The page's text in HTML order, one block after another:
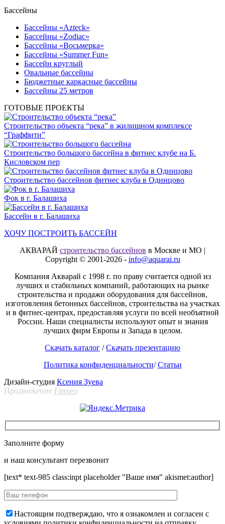
Бассейны
Бассейны «Azteck»
Бассейны «Zodiac»
Бассейны «Восьмерка»
Бассейны «Summer Fun»
Бассейн круглый
Овальные бассейны
Бюджетные каркасные бассейны
Бассейны 25 метров
ГОТОВЫЕ ПРОЕКТЫ
Строительство объекта “река” в жилищном комплексе
“Граффити”
Строительство большого бассейна в фитнес клубе на Б.
Кисловском пер
Строительство бассейнов фитнес клуба в Одинцово
Фок в г. Балашиха
Бассейн в г. Балашиха
ХОЧУ ПОСТРОИТЬ БАССЕЙН
АКВАРАЙ строительство бассейнов в Москве и МО |
Copyright © 2001-2026 - info@aquarai.ru
Компания Акварай с 1998 г. по праву считается одной из
лучших и стабильных компаний, работающих на рынке
строительства и продажи оборудования для бассейнов,
изготовления бетонных бассейнов, строительства на участках
и в фитнес-центрах, предоставляя услуги по всей необъятной
России. Наши специалисты используют опыт и знания
лучших фирм Европы и Запада в целом.
Скачать каталог / Скачать презентацию
Политика конфиденциальности/Статьи
Дизайн-студия Ксения Зуева
Продвижение Fireseo
Заполните форму
и наш консультант перезвонит
[text* text-985 class:inpt placeholder "Ваше имя" akismet:author]
Настоящим подтверждаю, что я ознакомлен и согласен с